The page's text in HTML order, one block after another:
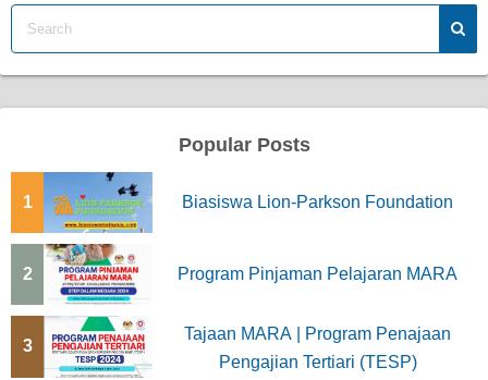
Popular Posts
1 Biasiswa Lion-Parkson Foundation
2 Program Pinjaman Pelajaran MARA
3
Tajaan MARA | Program Penajaan
Pengajian Tertiari (TESP)